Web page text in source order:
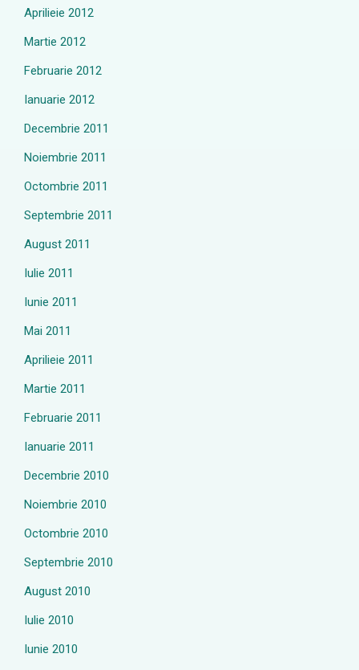
Aprilieie 2012
Martie 2012
Februarie 2012
Ianuarie 2012
Decembrie 2011
Noiembrie 2011
Octombrie 2011
Septembrie 2011
August 2011
Iulie 2011
Iunie 2011
Mai 2011
Aprilieie 2011
Martie 2011
Februarie 2011
Ianuarie 2011
Decembrie 2010
Noiembrie 2010
Octombrie 2010
Septembrie 2010
August 2010
Iulie 2010
Iunie 2010